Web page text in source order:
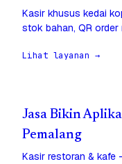
Kasir khusus kedai
stok bahan, QR order
Lihat layanan →
Jasa Bikin
Pemalang
Kasir restoran & kafe